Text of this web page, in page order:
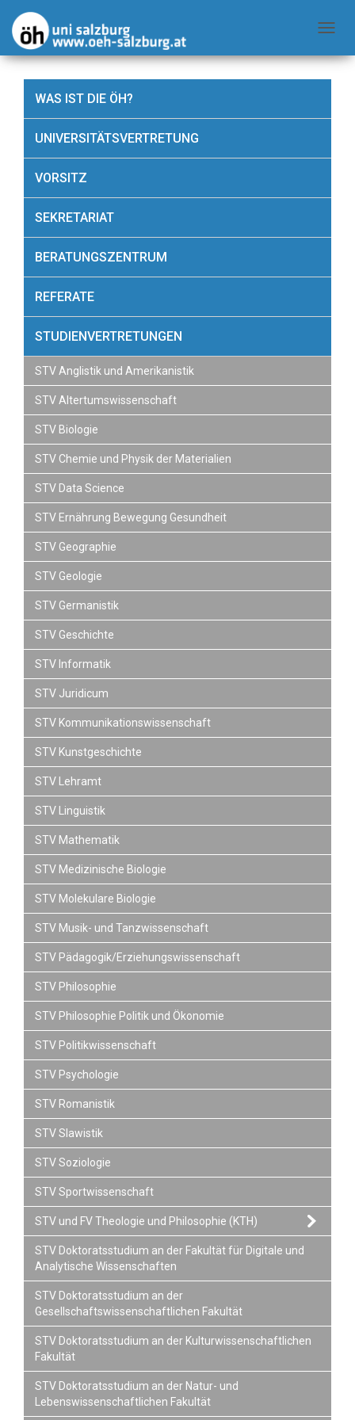
WAS IST DIE ÖH?
UNIVERSITÄTSVERTRETUNG
VORSITZ
SEKRETARIAT
BERATUNGSZENTRUM
REFERATE
STUDIENVERTRETUNGEN
STV Anglistik und Amerikanistik
STV Altertumswissenschaft
STV Biologie
STV Chemie und Physik der Materialien
STV Data Science
STV Ernährung Bewegung Gesundheit
STV Geographie
STV Geologie
STV Germanistik
STV Geschichte
STV Informatik
STV Juridicum
STV Kommunikationswissenschaft
STV Kunstgeschichte
STV Lehramt
STV Linguistik
STV Mathematik
STV Medizinische Biologie
STV Molekulare Biologie
STV Musik- und Tanzwissenschaft
STV Pädagogik/Erziehungswissenschaft
STV Philosophie
STV Philosophie Politik und Ökonomie
STV Politikwissenschaft
STV Psychologie
STV Romanistik
STV Slawistik
STV Soziologie
STV Sportwissenschaft
STV und FV Theologie und Philosophie (KTH)
STV Doktoratsstudium an der Fakultät für Digitale und
Analytische Wissenschaften
STV Doktoratsstudium an der
Gesellschaftswissenschaftlichen Fakultät
STV Doktoratsstudium an der Kulturwissenschaftlichen
Fakultät
STV Doktoratsstudium an der Natur- und
Lebenswissenschaftlichen Fakultät